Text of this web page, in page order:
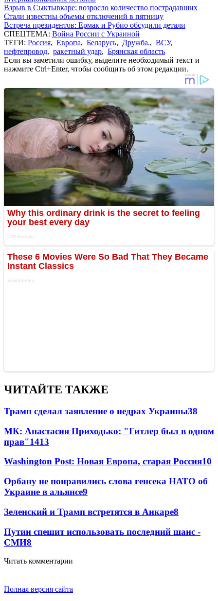
Взрыв в Сыктывкаре: возросло количество пострадавших
Стали известны объемы отключений в пятницу
Встреча президентов: Ермак и Рубио обсудили детали
СПЕЦТЕМА: Война России с Украиной
ТЕГИ: Россия, Европа, Беларусь, Дружба., ВСУ,
нефтепровод, ракетный удар, Брянская область
Если вы заметили ошибку, выделите необходимый текст и
нажмите Ctrl+Enter, чтобы сообщить об этом редакции.
ЧИТАЙТЕ ТАКЖЕ
Трамп сделал заявление о недрах Украины38
МК: Анастасия Приходько: "Гитлер был в одном
прав"1413
Washington Post: Новая Европа, старая Россия10
Орбану не понравились слова генсека НАТО об
Украине в альянсе9
Зеленский и Трамп встретятся в Анкаре8
Путин спешит использовать последний шанс -
СМИ8
Читать комментарии
Полная версия сайта